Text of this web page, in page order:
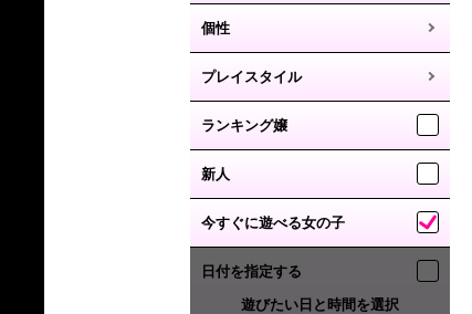
個性
プレイスタイル
ランキング嬢
新人
今すぐに遊べる女の子
日付を指定する
遊びたい日と時間を選択